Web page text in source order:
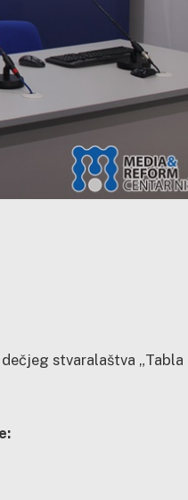
stvaralaštva „Tabla